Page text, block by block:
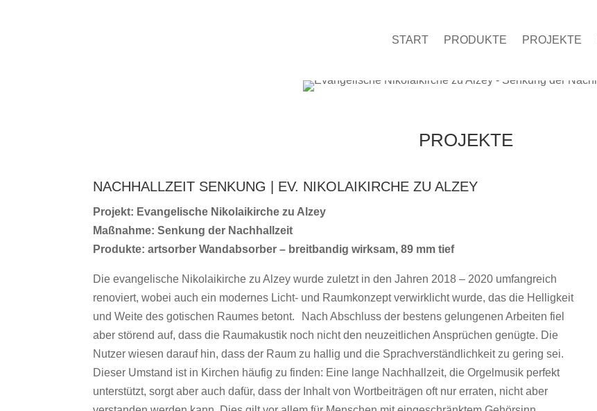
START PRODUKTE PROJEKTE
PROJEKTE
NACHHALLZEIT SENKUNG | EV. NIKOLAIKIRCHE ZU ALZEY
Projekt: Evangelische Nikolaikirche zu Alzey
Maßnahme: Senkung der Nachhallzeit
Produkte: artsorber Wandabsorber – breitbandig wirksam, 89 mm tief
Die evangelische Nikolaikirche zu Alzey wurde zuletzt in den Jahren 2018 – 2020 umfangreich
renoviert, wobei auch ein modernes Licht- und Raumkonzept verwirklicht wurde, das die Helligkeit
und Weite des gotischen Raumes betont. Nach Abschluss der bestens gelungenen Arbeiten fiel
aber störend auf, dass die Raumakustik noch nicht den neuzeitlichen Ansprüchen genügte. Die
Nutzer wiesen darauf hin, dass der Raum zu hallig und die Sprachverständlichkeit zu gering sei.
Dieser Umstand ist in Kirchen häufig zu finden: Eine lange Nachhallzeit, die Orgelmusik perfekt
unterstützt, sorgt aber auch dafür, dass der Inhalt von Wortbeiträgen oft nur erraten, nicht aber